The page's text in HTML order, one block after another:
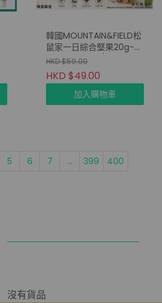
韓國MOUNTAIN&FIELD松
鼠家一日綜合堅果20g-綠
色輕盈版(10包/套)
HKD $59.00
HKD $49.00
加入購物車
5 6 7 ... 399 400
沒有貨品